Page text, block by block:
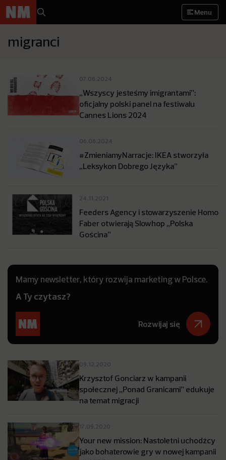
Menu
migranci
07.06.2024
„Wszyscy jesteśmy imigrantami”:
oficjalny polski panel na festiwalu
Cannes Lions 2024
06.06.2024
#ZmieniamyNarracje: IKEA stworzyła
„Leksykon Dobrego Języka”
24.11.2021
Feeders Agency i stowarzyszenie Homo
Faber otwierają Slowhop „Polska
Gościna”
Mamy newsletter, który rozwija marketing w Polsce.
A Ty czytasz?
Rozwijaj się
09.12.2020
Krzysztof Gonciarz w kampanii
społecznej „Ponad Granicami” edukuje
na temat migracji
17.09.2020
Your new mission: Nastoletni uchodźcy
jako bohaterowie gry w nowej kampanii